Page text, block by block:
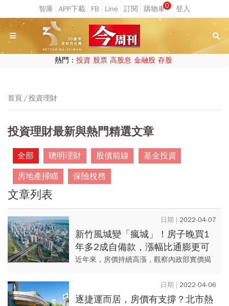
0
熱門： 投資 股票 高股息 金融股 存股
首頁 投資理財
投資理財最新與熱門精選文章
全部 聰明理財 股債前線
基金投資
房地產掃瞄
保險稅務
文章列表
2022-04-07
新竹風城變「瘋城」！房子晚買1
年多2成自備款，漲幅比通膨更可
怕…剩台積電加持這區還有2字頭
近年來，房價持續高漲，觀察內政部實價揭
包括新北市、台北市、桃園市、台中市、台
南市、高雄市、新竹縣市...
2022-04-06
逐捷運而居，房價有支撐？北市熱